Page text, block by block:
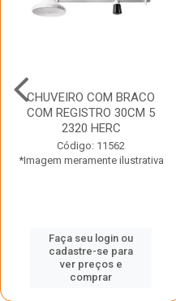
CHUVEIRO COM BRACO
COM REGISTRO 30CM 5
2320 HERC
Código: 11562
*Imagem meramente ilustrativa
Faça seu login ou
cadastre-se para
ver preços e
comprar